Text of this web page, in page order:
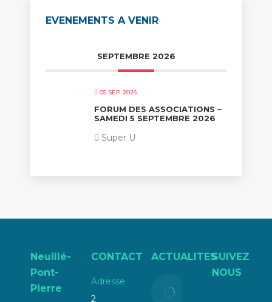
EVENEMENTS A VENIR
SEPTEMBRE 2026
05 SEP 2026
FORUM DES ASSOCIATIONS –
SAMEDI 5 SEPTEMBRE 2026
Super U
Neuillé-
Pont-
Pierre
CONTACT
Adresse
2
ACTUALITESSUIVEZ
NOUS